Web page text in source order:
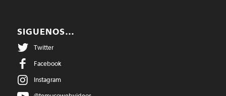
SIGUENOS…
Twitter
Facebook
Instagram